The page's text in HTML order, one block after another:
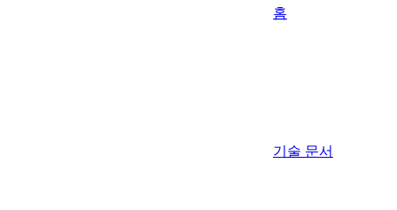
홈
기술 문서